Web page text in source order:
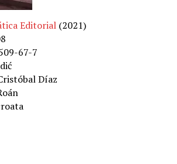
Editorial (2021)
67-7
Díaz